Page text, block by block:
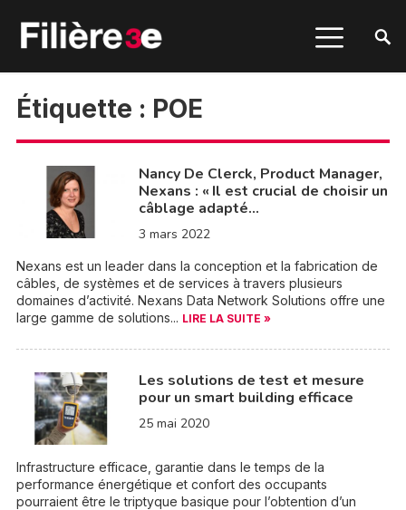
Étiquette : POE
Nancy De Clerck, Product Manager,
Nexans : « Il est crucial de choisir un
câblage adapté…
3 mars 2022
Nexans est un leader dans la conception et la fabrication de
câbles, de systèmes et de services à travers plusieurs
domaines d’activité. Nexans Data Network Solutions offre une
large gamme de solutions... LIRE LA SUITE »
Les solutions de test et mesure
pour un smart building efficace
25 mai 2020
Infrastructure efficace, garantie dans le temps de la
performance énergétique et confort des occupants
pourraient être le triptyque basique pour l’obtention d’un